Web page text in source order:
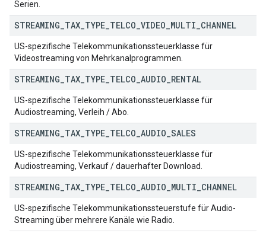
Serien.
STREAMING TAX TYPE TELCO VIDEO MULTI CHANNEL
US-spezifische Telekommunikationssteuerklasse für
Videostreaming von Mehrkanalprogrammen.
STREAMING TAX TYPE TELCO AUDIO RENTAL
US-spezifische Telekommunikationssteuerklasse für
Audiostreaming, Verleih / Abo.
STREAMING TAX TYPE TELCO AUDIO SALES
US-spezifische Telekommunikationssteuerklasse für
Audiostreaming, Verkauf / dauerhafter Download.
STREAMING TAX TYPE TELCO AUDIO MULTI CHANNEL
US-spezifische Telekommunikationssteuerstufe für Audio-
Streaming über mehrere Kanäle wie Radio.